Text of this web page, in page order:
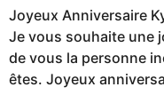
Joyeux Anniversaire
Je vous souhaite une
de vous la personne
êtes. Joyeux